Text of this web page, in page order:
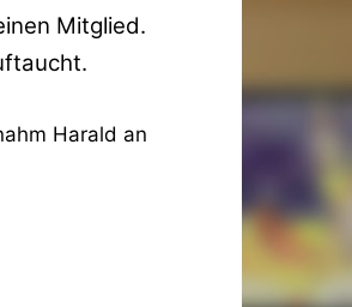
Mitglied.
Harald an